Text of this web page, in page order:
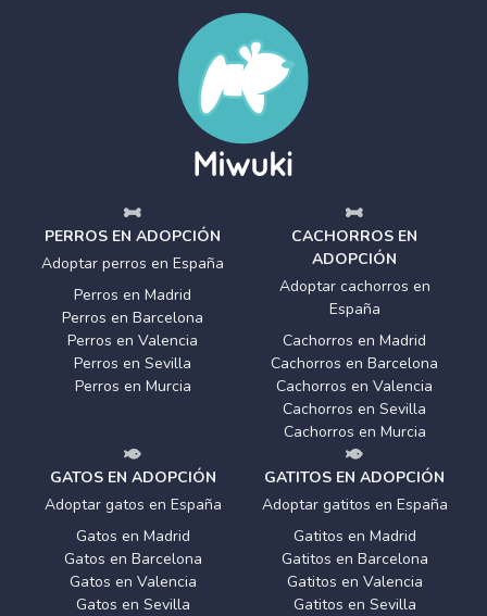
PERROS EN ADOPCIÓN
Adoptar perros en España
Perros en Madrid
Perros en Barcelona
Perros en Valencia
Perros en Sevilla
Perros en Murcia
CACHORROS EN
ADOPCIÓN
Adoptar cachorros en
España
Cachorros en Madrid
Cachorros en Barcelona
Cachorros en Valencia
Cachorros en Sevilla
Cachorros en Murcia
GATOS EN ADOPCIÓN
Adoptar gatos en España
Gatos en Madrid
Gatos en Barcelona
Gatos en Valencia
Gatos en Sevilla
GATITOS EN ADOPCIÓN
Adoptar gatitos en España
Gatitos en Madrid
Gatitos en Barcelona
Gatitos en Valencia
Gatitos en Sevilla